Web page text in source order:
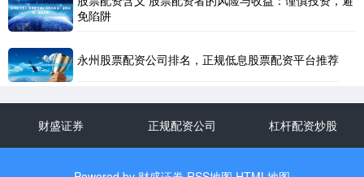
免陷阱
永州股票配资公司排名，正规低息股票配资平台推荐
财盛证券 正规配资公司 杠杆配资炒股